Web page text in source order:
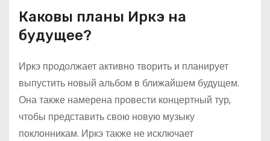
Каковы планы Иркэ на
будущее?
Иркэ продолжает активно творить и планирует
выпустить новый альбом в ближайшем будущем.
Она также намерена провести концертный тур,
чтобы представить свою новую музыку
поклонникам. Иркэ также не исключает